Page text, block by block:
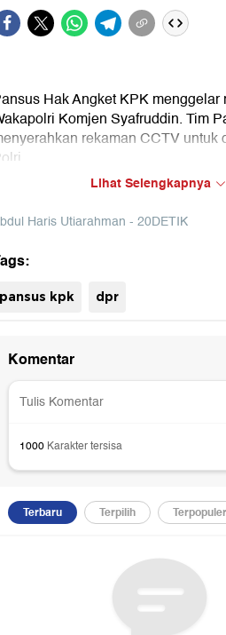
Hak Angket KPK menggelar
Komjen Syafruddin. Tim
rekaman CCTV untuk
Lihat Selengkapnya
Haris Utiarahman - 20DETIK
pansus kpk dpr